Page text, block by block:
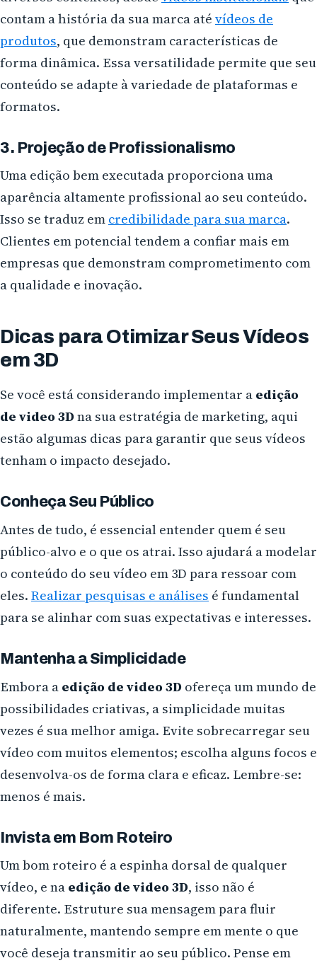
contam a história da sua marca até vídeos de
produtos, que demonstram características de
forma dinâmica. Essa versatilidade permite que seu
conteúdo se adapte à variedade de plataformas e
formatos.
3. Projeção de Profissionalismo
Uma edição bem executada proporciona uma
aparência altamente profissional ao seu conteúdo.
Isso se traduz em credibilidade para sua marca.
Clientes em potencial tendem a confiar mais em
empresas que demonstram comprometimento com
a qualidade e inovação.
Dicas para Otimizar Seus Vídeos
em 3D
Se você está considerando implementar a edição
de video 3D na sua estratégia de marketing, aqui
estão algumas dicas para garantir que seus vídeos
tenham o impacto desejado.
Conheça Seu Público
Antes de tudo, é essencial entender quem é seu
público-alvo e o que os atrai. Isso ajudará a modelar
o conteúdo do seu vídeo em 3D para ressoar com
eles. Realizar pesquisas e análises é fundamental
para se alinhar com suas expectativas e interesses.
Mantenha a Simplicidade
Embora a edição de video 3D ofereça um mundo de
possibilidades criativas, a simplicidade muitas
vezes é sua melhor amiga. Evite sobrecarregar seu
vídeo com muitos elementos; escolha alguns focos e
desenvolva-os de forma clara e eficaz. Lembre-se:
menos é mais.
Invista em Bom Roteiro
Um bom roteiro é a espinha dorsal de qualquer
vídeo, e na edição de video 3D, isso não é
diferente. Estruture sua mensagem para fluir
naturalmente, mantendo sempre em mente o que
você deseja transmitir ao seu público. Pense em